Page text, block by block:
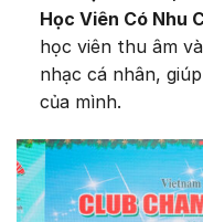
Học Viên Có Nhu
học viên thu âm
nhạc cá nhân,
của mình.